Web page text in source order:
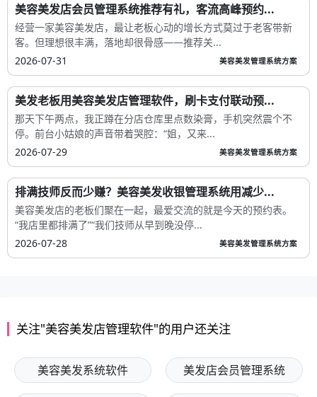
美容美发店会员管理系统推荐有礼，客流高峰预约...
经营一家美容美发店，最让老板心动的增长方式莫过于老客带新
客。但理想很丰满，落地却很骨感——推荐关...
2026-07-31
美容美发管理系统方案
美发老板用美容美发店管理软件，刷卡支付联动预...
那天下午两点，我正蹲在分店仓库里点数染膏，手机突然震个不
停。前台小姑娘的声音带着哭腔：“姐，又来...
2026-07-29
美容美发管理系统方案
排满技师反而少赚？美容美发收银管理系统用减少...
美容美发店的老板们聚在一起，最爱交流的就是今天的预约表。
“我店里都排满了”“我们技师从早到晚没停...
2026-07-28
美容美发管理系统方案
关注"美容美发店管理软件"的用户还关注
美容美发系统软件 美发店会员管理系统